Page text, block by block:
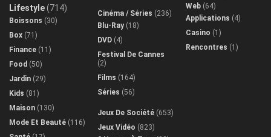
Lifestyle(714)
Boissons (30)
Box (71)
Finance (11)
Food (50)
Jardin (29)
Kids (81)
Maison (130)
Mode Et Beauté (116)
Cinéma / Séries (236)
Blu-Ray(18)
DVD (4)
Festival De Cannes
(2)
Films (164)
Séries (56)
Jeux De Société (653)
Jeux Vidéo (823)
Web (64)
Applications (4)
Casino (1)
Rencontres (1)